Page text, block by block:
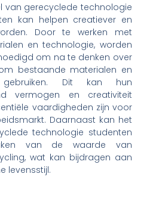
van gerecyclede technologie
kan helpen creatiever en
Door te werken met
en technologie, worden
om na te denken over
bestaande materialen en
Dit kan hun
vermogen en creativiteit
vaardigheden zijn voor
Daarnaast kan het
technologie studenten
van de waarde van
wat kan bijdragen aan
levensstijl.